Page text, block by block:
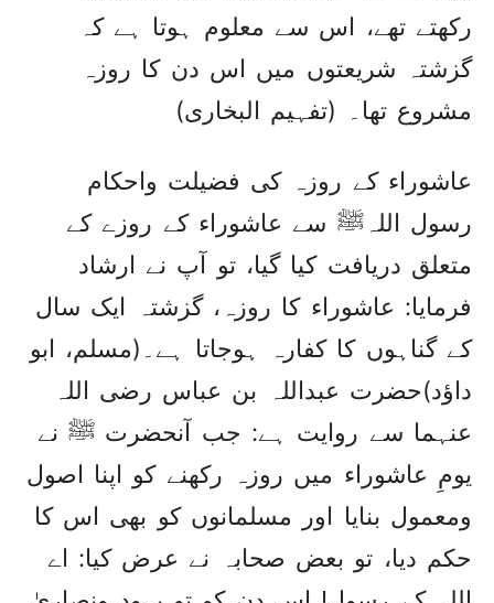
رکھتے تھے، اس سے معلوم ہوتا ہے کہ
گزشتہ شریعتوں میں اس دن کا روزہ
مشروع تھا۔ (تفہیم البخاری)
عاشوراء کے روزہ کی فضیلت واحکام
رسول اللہﷺ سے عاشوراء کے روزے کے
متعلق دریافت کیا گیا، تو آپ نے ارشاد
فرمایا: عاشوراء کا روزہ، گزشتہ ایک سال
کے گناہوں کا کفارہ ہوجاتا ہے۔(مسلم، ابو
داؤد)حضرت عبداللہ بن عباس رضی اللہ
عنہما سے روایت ہے: جب آنحضرت ﷺ نے
یومِ عاشوراء میں روزہ رکھنے کو اپنا اصول
ومعمول بنایا اور مسلمانوں کو بھی اس کا
حکم دیا، تو بعض صحابہ نے عرض کیا: اے